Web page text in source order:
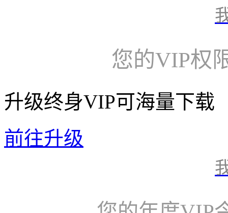
您的VIP权
升级终身VIP可海量下载
前往升级